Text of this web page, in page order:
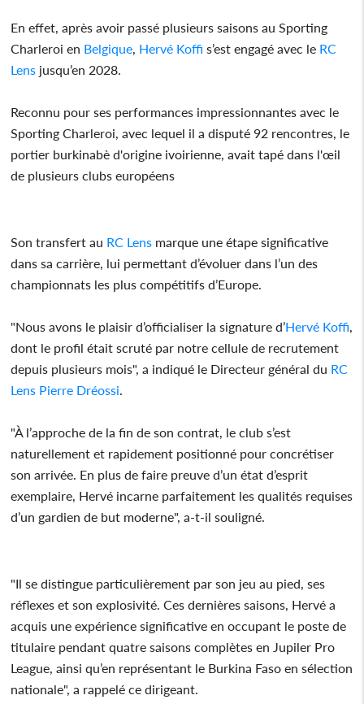
En effet, après avoir passé plusieurs saisons au Sporting
Charleroi en Belgique, Hervé Koffi s’est engagé avec le RC
Lens jusqu’en 2028.
Reconnu pour ses performances impressionnantes avec le
Sporting Charleroi, avec lequel il a disputé 92 rencontres, le
portier burkinabè d'origine ivoirienne, avait tapé dans l'œil
de plusieurs clubs européens
Son transfert au RC Lens marque une étape significative
dans sa carrière, lui permettant d’évoluer dans l’un des
championnats les plus compétitifs d’Europe.
"Nous avons le plaisir d’officialiser la signature d’Hervé Koffi,
dont le profil était scruté par notre cellule de recrutement
depuis plusieurs mois", a indiqué le Directeur général du RC
Lens Pierre Dréossi.
"À l’approche de la fin de son contrat, le club s’est
naturellement et rapidement positionné pour concrétiser
son arrivée. En plus de faire preuve d’un état d’esprit
exemplaire, Hervé incarne parfaitement les qualités requises
d’un gardien de but moderne", a-t-il souligné.
"Il se distingue particulièrement par son jeu au pied, ses
réflexes et son explosivité. Ces dernières saisons, Hervé a
acquis une expérience significative en occupant le poste de
titulaire pendant quatre saisons complètes en Jupiler Pro
League, ainsi qu’en représentant le Burkina Faso en sélection
nationale", a rappelé ce dirigeant.